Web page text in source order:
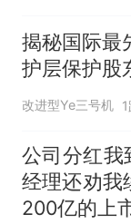
揭秘国际最
护层保护股
原理！
改进型Ye三号机
公司分红我
经理还劝我
200亿的上